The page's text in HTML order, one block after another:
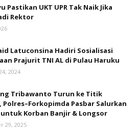
Pastikan UKT UPR Tak Naik Jika
Rektor
Latuconsina Hadiri Sosialisasi
Prajurit TNI AL di Pulau Haruku
2024
Tribawanto Turun ke Titik
Polres–Forkopimda Pasbar Salurkan
untuk Korban Banjir & Longsor
29, 2025